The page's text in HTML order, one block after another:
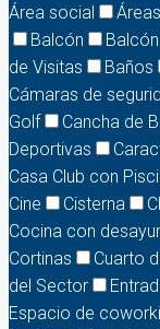
Área social
Balcón
de Visitas
Baños
Cámaras de
Golf
Cancha de
Deportivas
Casa Club con
Cine
Cisterna
Cocina con
Cortinas
Cuarto
del Sector
Espacio de